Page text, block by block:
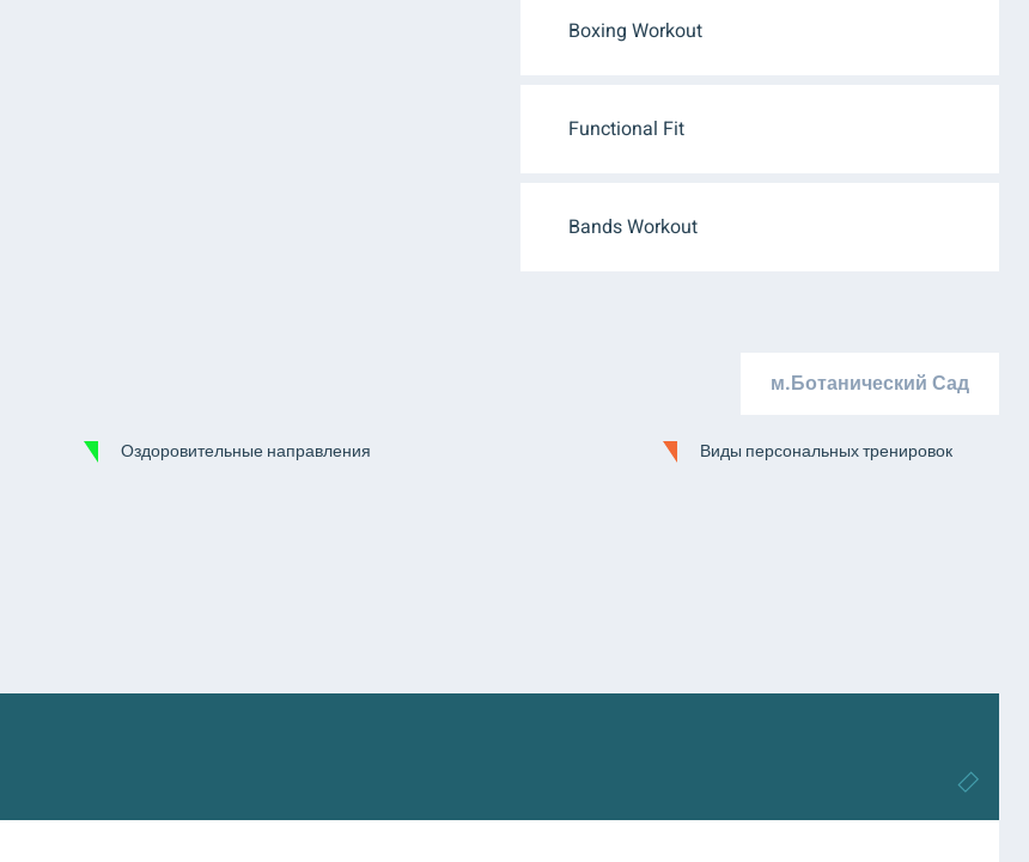
Boxing Workout
Functional Fit
Bands Workout
м.Ботанический Сад
Оздоровительные направления Виды персональных тренировок